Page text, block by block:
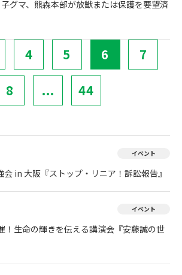
グマ、熊森本部が放獣または保護を要望済
4 5 6 7
8 ... 44
イベント
in 大阪『ストップ・リニア！訴訟報告』
イベント
！生命の輝きを伝える講演会『安藤誠の世